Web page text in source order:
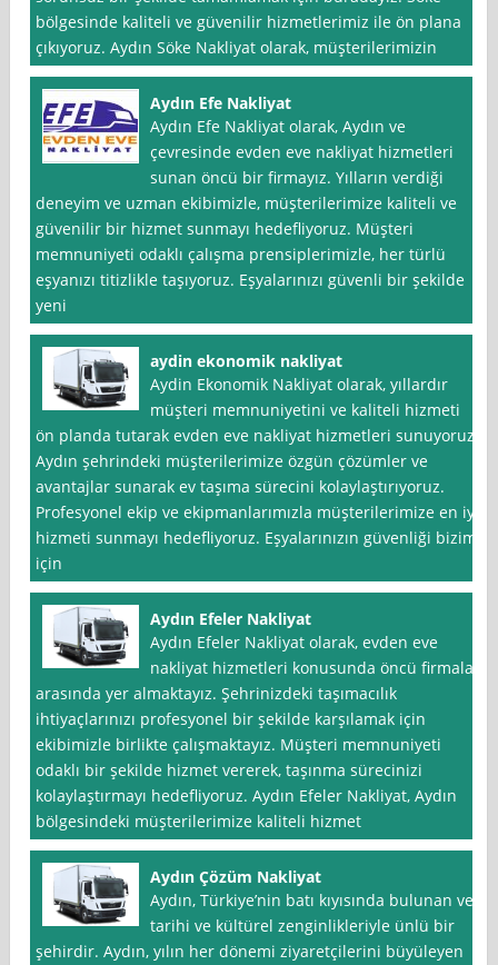
bölgesinde kaliteli ve güvenilir hizmetlerimiz ile ön plana
çıkıyoruz. Aydın Söke Nakliyat olarak, müşterilerimizin
Aydın Efe Nakliyat
Aydın Efe Nakliyat olarak, Aydın ve
çevresinde evden eve nakliyat hizmetleri
sunan öncü bir firmayız. Yılların verdiği
deneyim ve uzman ekibimizle, müşterilerimize kaliteli ve
güvenilir bir hizmet sunmayı hedefliyoruz. Müşteri
memnuniyeti odaklı çalışma prensiplerimizle, her türlü
eşyanızı titizlikle taşıyoruz. Eşyalarınızı güvenli bir şekilde
yeni
aydin ekonomik nakliyat
Aydin Ekonomik Nakliyat olarak, yıllardır
müşteri memnuniyetini ve kaliteli hizmeti
ön planda tutarak evden eve nakliyat hizmetleri sunuyoruz.
Aydın şehrindeki müşterilerimize özgün çözümler ve
avantajlar sunarak ev taşıma sürecini kolaylaştırıyoruz.
Profesyonel ekip ve ekipmanlarımızla müşterilerimize en iyi
hizmeti sunmayı hedefliyoruz. Eşyalarınızın güvenliği bizim
için
Aydın Efeler Nakliyat
Aydın Efeler Nakliyat olarak, evden eve
nakliyat hizmetleri konusunda öncü firmalar
arasında yer almaktayız. Şehrinizdeki taşımacılık
ihtiyaçlarınızı profesyonel bir şekilde karşılamak için
ekibimizle birlikte çalışmaktayız. Müşteri memnuniyeti
odaklı bir şekilde hizmet vererek, taşınma sürecinizi
kolaylaştırmayı hedefliyoruz. Aydın Efeler Nakliyat, Aydın
bölgesindeki müşterilerimize kaliteli hizmet
Aydın Çözüm Nakliyat
Aydın, Türkiye’nin batı kıyısında bulunan ve
tarihi ve kültürel zenginlikleriyle ünlü bir
şehirdir. Aydın, yılın her dönemi ziyaretçilerini büyüleyen